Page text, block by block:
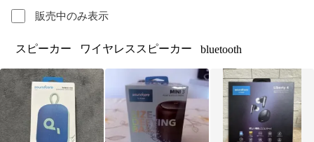
販売中のみ表示
スピーカー ワイヤレススピーカー bluetooth